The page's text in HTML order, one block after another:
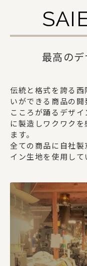
最高の
伝統と格式を誇る
いができる商品の開
こころが踊るデザ
に製造しワクワク
ます。
全ての商品に自社
イン生地を使用して